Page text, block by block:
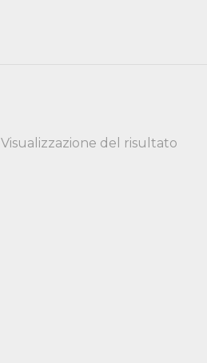
Visualizzazione del risultato